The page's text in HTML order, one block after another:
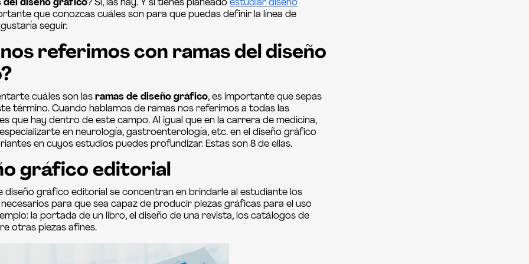
del diseño gráfico? Sí, las hay. Y si tienes planeado estudiar diseño
que conozcas cuáles son para que puedas definir la línea de
seguir.
referimos con ramas del diseño
cuáles son las ramas de diseño gráfico, es importante que sepas
término. Cuando hablamos de ramas nos referimos a todas las
que hay dentro de este campo. Al igual que en la carrera de medicina,
en neurología, gastroenterología, etc. en el diseño gráfico
en cuyos estudios puedes profundizar. Estas son 8 de ellas.
gráfico editorial
diseño gráfico editorial se concentran en brindarle al estudiante los
para que sea capaz de producir piezas gráficas para el uso
la portada de un libro, el diseño de una revista, los catálogos de
otras piezas afines.